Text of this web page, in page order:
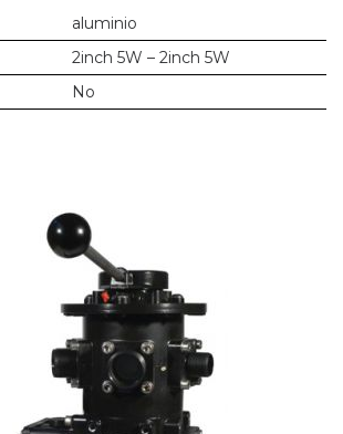
aluminio
2inch 5W – 2inch 5W
No